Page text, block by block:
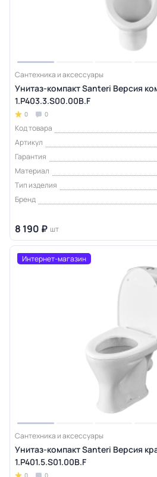
Сантехника и аксессуары
Унитаз-компакт Santeri Версия
1.P403.3.S00.00B.F
0 0
Код товара
Артикул
Гарантия
Материал
Тип изделия
Бренд
8 190 ₽ шт
Интернет-магазин
Сантехника и аксессуары
Унитаз-компакт Santeri Версия
1.P401.5.S01.00B.F
0 0